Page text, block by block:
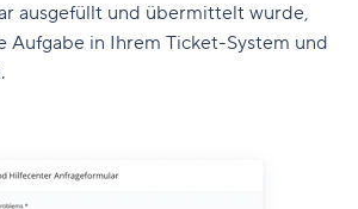
ausgefüllt und übermittelt wurde,
Aufgabe in Ihrem Ticket-System und